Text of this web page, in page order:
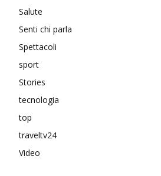
Salute
Senti chi parla
Spettacoli
sport
Stories
tecnologia
top
traveltv24
Video